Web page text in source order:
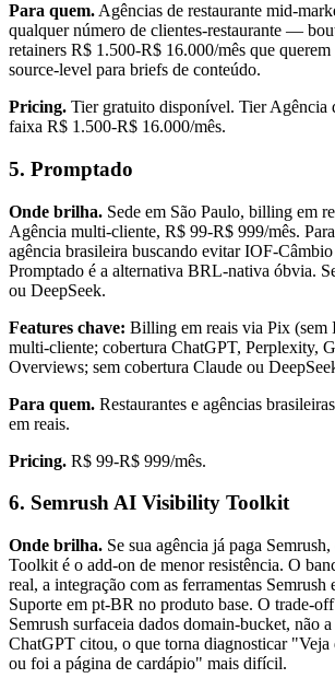
Para quem. Agências de restaurante mid-
qualquer número de clientes-restaurante —
retainers R$ 1.500-R$ 16.000/mês que
source-level para briefs de conteúdo.
Pricing. Tier gratuito disponível. Tier Agência
faixa R$ 1.500-R$ 16.000/mês.
5. Promptado
Onde brilha. Sede em São Paulo, billing em
Agência multi-cliente, R$ 99-R$ 999/mês.
agência brasileira buscando evitar IOF-
Promptado é a alternativa BRL-nativa óbvia.
ou DeepSeek.
Features chave: Billing em reais via Pix (sem
multi-cliente; cobertura ChatGPT, Perplexity,
Overviews; sem cobertura Claude ou
Para quem. Restaurantes e agências
em reais.
Pricing. R$ 99-R$ 999/mês.
6. Semrush AI Visibility Toolkit
Onde brilha. Se sua agência já paga
Toolkit é o add-on de menor resistência. O
real, a integração com as ferramentas Semrush
Suporte em pt-BR no produto base. O trade-
Semrush surfaceia dados domain-bucket, não
ChatGPT citou, o que torna diagnosticar "Veja
ou foi a página de cardápio" mais difícil.